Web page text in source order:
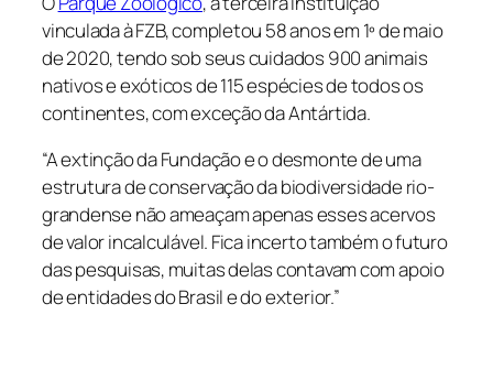
vinculada à FZB, completou 58 anos em 1º de maio
de 2020, tendo sob seus cuidados 900 animais
nativos e exóticos de 115 espécies de todos os
continentes, com exceção da Antártida.
“A extinção da Fundação e o desmonte de uma
estrutura de conservação da biodiversidade rio-
grandense não ameaçam apenas esses acervos
de valor incalculável. Fica incerto também o futuro
das pesquisas, muitas delas contavam com apoio
de entidades do Brasil e do exterior.”